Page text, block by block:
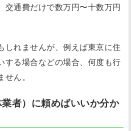
交通費だけで数万円〜十数万円
しれませんが、例えば東京に住
する場合などの場合、何度も行
ん。
者）に頼めばいいか分か